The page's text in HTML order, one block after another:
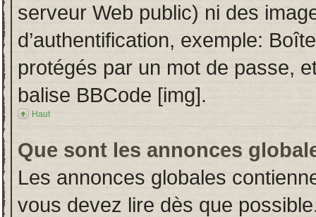
serveur Web public) ni des
d’authentification, exemple:
protégés par un mot de passe,
balise BBCode [img].
Haut
Que sont les annonces
Les annonces globales
vous devez lire dès que